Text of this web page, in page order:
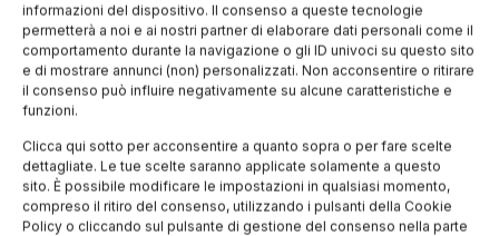
informazioni del dispositivo. Il consenso a queste tecnologie
permetterà a noi e ai nostri partner di elaborare dati personali come il
comportamento durante la navigazione o gli ID univoci su questo sito
e di mostrare annunci (non) personalizzati. Non acconsentire o ritirare
il consenso può influire negativamente su alcune caratteristiche e
funzioni.
Clicca qui sotto per acconsentire a quanto sopra o per fare scelte
dettagliate. Le tue scelte saranno applicate solamente a questo
sito. È possibile modificare le impostazioni in qualsiasi momento,
compreso il ritiro del consenso, utilizzando i pulsanti della Cookie
Policy o cliccando sul pulsante di gestione del consenso nella parte
ISCRIVITI ALLA NEWSLETTER